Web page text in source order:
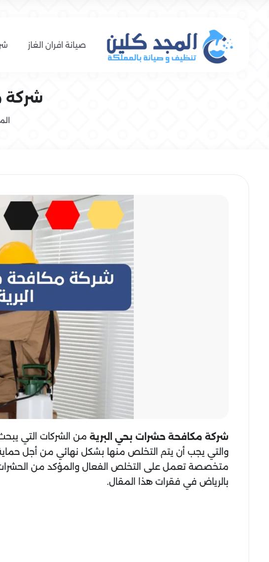
صيانة افران الغاز
شركة
شركة مكافحة حشرات بحي البرية من الشركات التي
والتي يجب أن يتم التخلص منها بشكل نهائي من أجل حماية
متخصصة تعمل على التخلص الفعال والمؤكد من
بالرياض في فقرات هذا المقال.